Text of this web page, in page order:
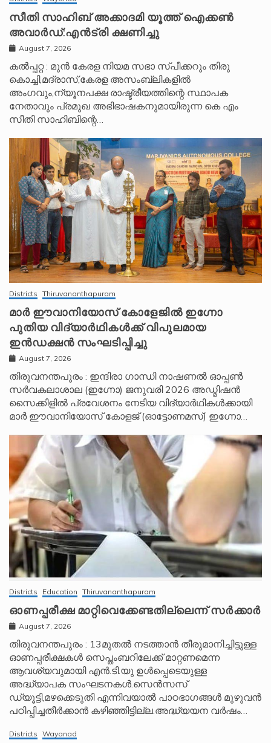
സീതി സാഹിബ് അക്കാദമി യൂത്ത് ഐക്കൺ
അവാർഡ്:എൻട്രി ക്ഷണിച്ചു
August 7, 2026
കൽപ്പറ്റ : മുൻ കേരള നിയമ സഭാ സ്പീക്കറും തിരു
കൊച്ചി,മദ്രാസ്,കേരള അസംബ്ലികളിൽ
അംഗവും,ന്യൂനപക്ഷ രാഷ്ട്രീയത്തിന്റെ സ്ഥാപക
നേതാവും പ്രമുഖ അഭിഭാഷകനുമായിരുന്ന കെ എം
സീതി സാഹിബിന്റെ…
Districts Thiruvananthapuram
മാർ ഈവാനിയോസ് കോളേജിൽ ഇഗ്നോ
പുതിയ വിദ്യാർഥികൾക്ക് വിപുലമായ
ഇൻഡക്ഷൻ സംഘടിപ്പിച്ചു
August 7, 2026
തിരുവനന്തപുരം : ഇന്ദിരാ ഗാന്ധി നാഷണൽ ഓപ്പൺ
സർവകലാശാല (ഇഗ്നോ) ജനുവരി 2026 അഡ്മിഷൻ
സൈക്കിളിൽ പ്രവേശനം നേടിയ വിദ്യാർഥികൾക്കായി
മാർ ഈവാനിയോസ് കോളജ് (ഓട്ടോണമസ്) ഇഗ്നോ…
Districts Education Thiruvananthapuram
ഓണപ്പരീക്ഷ മാറ്റിവെക്കേണ്ടതില്ലെന്ന് സർക്കാർ
August 7, 2026
തിരുവനന്തപുരം : 13മുതൽ നടത്താൻ തീരുമാനിച്ചിട്ടുള്ള
ഓണപ്പരീക്ഷകൾ സെപ്തംബറിലേക്ക് മാറ്റണമെന്ന
ആവശ്യവുമായി എൻ.ടി.യു ഉൾപ്പെടെയുള്ള
അദ്ധ്യാപക സംഘടനകൾ.സെൻസസ്
ഡ്യൂട്ടി,മഴക്കെടുതി എന്നിവയാൽ പാഠഭാഗങ്ങൾ മുഴുവൻ
പഠിപ്പിച്ചതീർക്കാൻ കഴിഞ്ഞിട്ടില്ല.അദ്ധ്യയന വർഷം…
Districts Wayanad